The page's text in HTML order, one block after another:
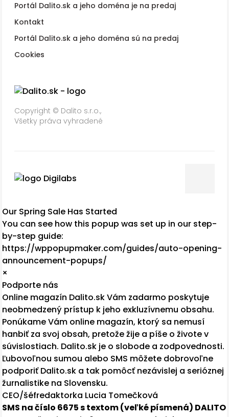
Copyright © Dalito s.r.o.,
Všetky práva vyhradené
Portál Dalito.sk a jeho doména je na predaj
Kontakt
Portál Dalito.sk a jeho doména sú na predaj
Cookies
Our Spring Sale Has Started
You can see how this popup was set up in our step-
by-step guide:
https://wppopupmaker.com/guides/auto-opening-
announcement-popups/
×
Podporte nás
Online magazín Dalito.sk Vám zadarmo poskytuje
neobmedzený prístup k jeho exkluzívnemu obsahu.
Ponúkame Vám online magazín, ktorý sa nemusí
hanbiť za svoj obsah, pretože žije a píše o živote v
súvislostiach. Dalito.sk je o slobode a zodpovednosti.
Ľubovoľnou sumou alebo SMS môžete dobrovoľne
podporiť Dalito.sk a tak pomôcť nezávislej a serióznej
žurnalistike na Slovensku.
CEO/šéfredaktorka Lucia Tomečková
SMS na číslo 6675 s textom (veľké písmená) DALITO